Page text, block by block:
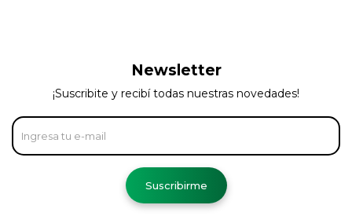
Newsletter
¡Suscribite y recibí todas nuestras novedades!
Suscribirme